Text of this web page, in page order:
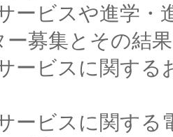
サービスや進学
ー募集とその結
サービスに関す
サービスに関す